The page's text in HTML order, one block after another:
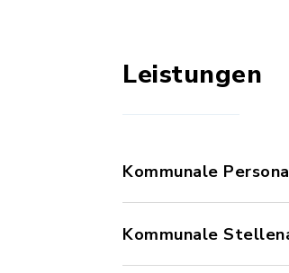
Leistungen
Kommunale
Kommunale